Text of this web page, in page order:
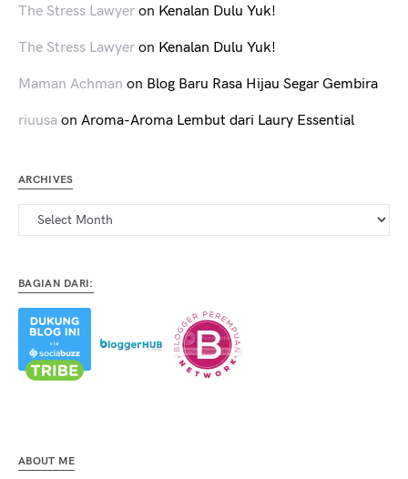
The Stress Lawyer on Kenalan Dulu Yuk!
The Stress Lawyer on Kenalan Dulu Yuk!
Maman Achman on Blog Baru Rasa Hijau Segar Gembira
riuusa on Aroma-Aroma Lembut dari Laury Essential
ARCHIVES
Archives
BAGIAN DARI:
ABOUT ME